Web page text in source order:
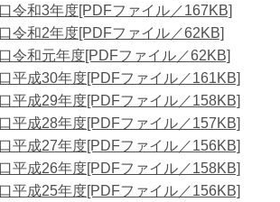
令和3年度[PDFファイル／167KB]
令和2年度[PDFファイル／62KB]
令和元年度[PDFファイル／62KB]
平成30年度[PDFファイル／161KB]
平成29年度[PDFファイル／158KB]
平成28年度[PDFファイル／157KB]
平成27年度[PDFファイル／156KB]
平成26年度[PDFファイル／158KB]
平成25年度[PDFファイル／156KB]